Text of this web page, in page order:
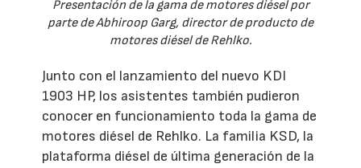
Presentación de la gama de motores diésel por
parte de Abhiroop Garg, director de producto de
motores diésel de Rehlko.
Junto con el lanzamiento del nuevo KDI
1903 HP, los asistentes también pudieron
conocer en funcionamiento toda la gama de
motores diésel de Rehlko. La familia KSD, la
plataforma diésel de última generación de la